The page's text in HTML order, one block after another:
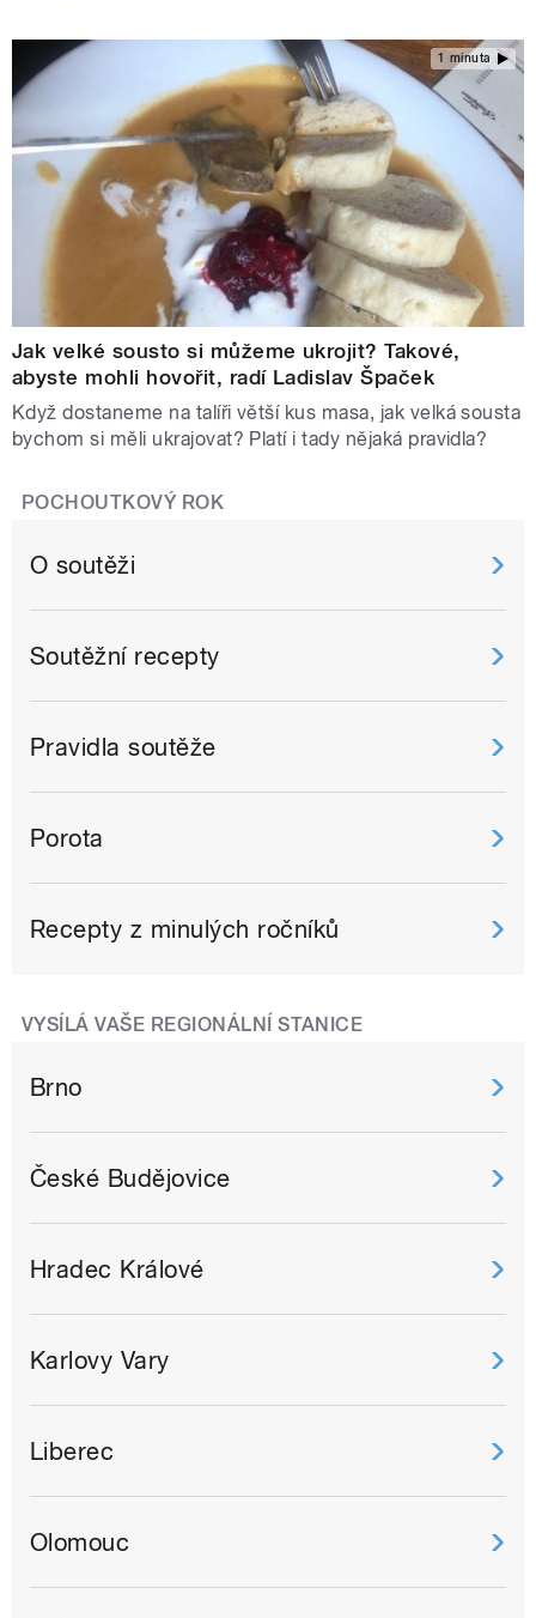
1 minuta
Jak velké sousto si můžeme ukrojit? Takové,
abyste mohli hovořit, radí Ladislav Špaček
Když dostaneme na talíři větší kus masa, jak velká sousta
bychom si měli ukrajovat? Platí i tady nějaká pravidla?
POCHOUTKOVÝ ROK
O soutěži
Soutěžní recepty
Pravidla soutěže
Porota
Recepty z minulých ročníků
VYSÍLÁ VAŠE REGIONÁLNÍ STANICE
Brno
České Budějovice
Hradec Králové
Karlovy Vary
Liberec
Olomouc